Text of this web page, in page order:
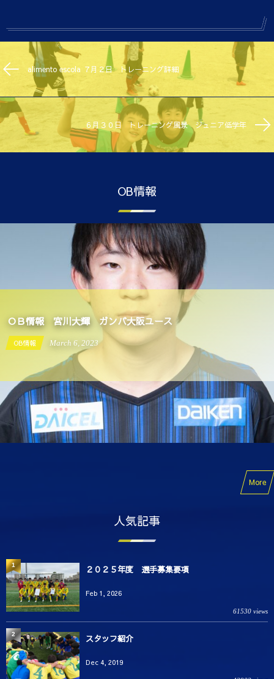
alimento escola ７月２日 トレーニング詳細
６月３０日 トレーニング風景 ジュニア低学年
OB情報
ＯＢ情報 宮川大輝 ガンバ大阪ユース
OB情報 March 6 2023
More
人気記事
２０２５年度 選手募集要項
Feb 1, 2026
61530 views
1
スタッフ紹介
Dec 4, 2019
2